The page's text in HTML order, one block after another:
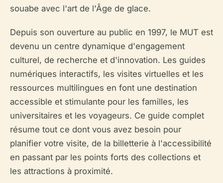
souabe avec l'art de l'Âge de glace.
Depuis son ouverture au public en 1997, le MUT est
devenu un centre dynamique d'engagement
culturel, de recherche et d'innovation. Les guides
numériques interactifs, les visites virtuelles et les
ressources multilingues en font une destination
accessible et stimulante pour les familles, les
universitaires et les voyageurs. Ce guide complet
résume tout ce dont vous avez besoin pour
planifier votre visite, de la billetterie à l'accessibilité
en passant par les points forts des collections et
les attractions à proximité.